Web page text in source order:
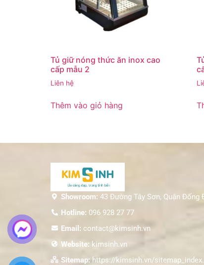
Tủ giữ nóng thức ăn inox cao
cấp mẫu 2
Liên hệ
Thêm vào giỏ hàng
Showroom: 43 Đường Tây Sơn, Quận Đống
Hotline: 096 928 27 77
Email: contact@kimsinh.vn
Website: kimsinh.vn
Sitemap: https://kimsinh.vn/